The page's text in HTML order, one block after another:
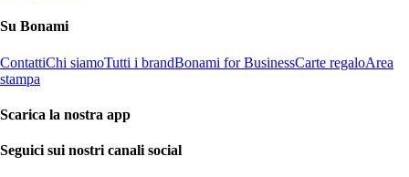
Su Bonami
ContattiChi siamoTutti i brandBonami for BusinessCarte regaloArea
stampa
Scarica la nostra app
Seguici sui nostri canali social